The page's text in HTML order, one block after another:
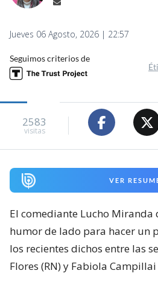
Jueves 06 Agosto, 2026 | 22:57
Seguimos criterios de
2583
visitas
VER
El comediante Lucho Miranda
humor de lado para hacer un
los recientes dichos entre las
Flores (RN) y Fabiola Campillai